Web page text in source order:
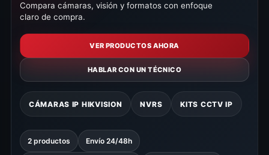
Compara cámaras, visión y formatos con enfoque
claro de compra.
VER PRODUCTOS AHORA
HABLAR CON UN TÉCNICO
CÁMARAS IP HIKVISION NVRS KITS CCTV IP
2 productos Envío 24/48h